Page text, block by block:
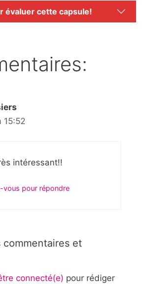
évaluer cette capsule!
15:52
intéressant!!
vous pour répondre
commentaires et
connecté(e) pour rédiger